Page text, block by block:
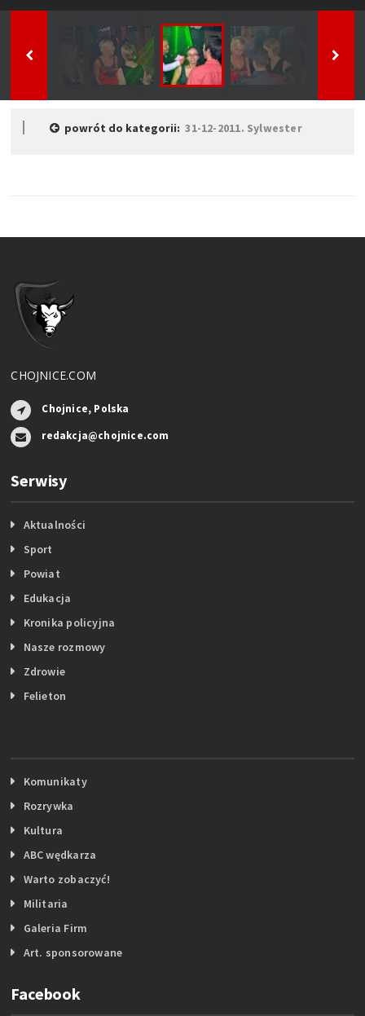
powrót do kategorii:31-12-2011. Sylwester
CHOJNICE.COM
Chojnice, Polska
redakcja@chojnice.com
Serwisy
Aktualności
Sport
Powiat
Edukacja
Kronika policyjna
Nasze rozmowy
Zdrowie
Felieton
Komunikaty
Rozrywka
Kultura
ABC wędkarza
Warto zobaczyć!
Militaria
Galeria Firm
Art. sponsorowane
Facebook